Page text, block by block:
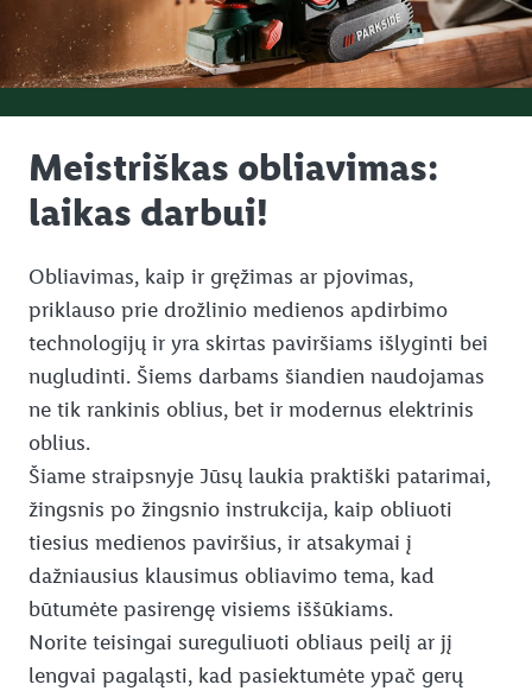
Meistriškas obliavimas:
laikas darbui!
Obliavimas, kaip ir gręžimas ar pjovimas,
priklauso prie drožlinio medienos apdirbimo
technologijų ir yra skirtas paviršiams išlyginti bei
nugludinti. Šiems darbams šiandien naudojamas
ne tik rankinis oblius, bet ir modernus elektrinis
oblius.
Šiame straipsnyje Jūsų laukia praktiški patarimai,
žingsnis po žingsnio instrukcija, kaip obliuoti
tiesius medienos paviršius, ir atsakymai į
dažniausius klausimus obliavimo tema, kad
būtumėte pasirengę visiems iššūkiams.
Norite teisingai sureguliuoti obliaus peilį ar jį
lengvai pagaląsti, kad pasiektumėte ypač gerų